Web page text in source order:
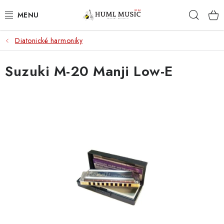
na
KYTARY
UKULELE
KYTAROVÉ PŘÍSLUŠENSTVÍ
Diatonické harmoniky
Suzuki M-20 Manji Low-E